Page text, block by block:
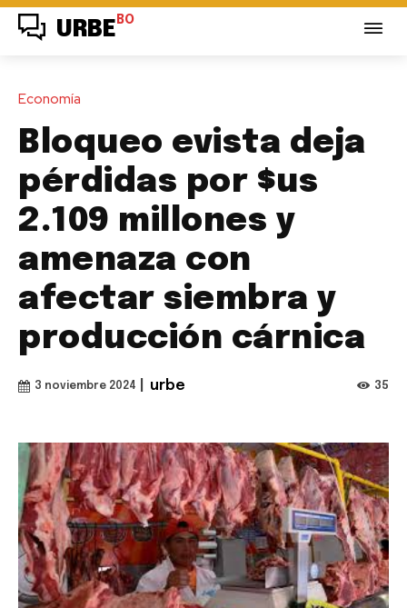
URBE BO
Economía
Bloqueo evista deja
pérdidas por $us
2.109 millones y
amenaza con
afectar siembra y
producción cárnica
3 noviembre 2024 urbe 35